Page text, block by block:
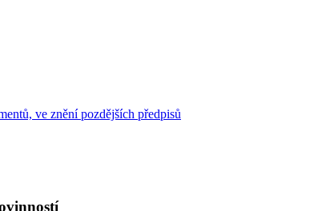
ve znění pozdějších předpisů